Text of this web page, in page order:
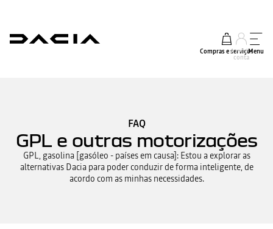
Compras e serviços
A minha
conta
Menu
FAQ
GPL e outras motorizações
GPL, gasolina [gasóleo - países em causa]: Estou a explorar as
alternativas Dacia para poder conduzir de forma inteligente, de
acordo com as minhas necessidades.